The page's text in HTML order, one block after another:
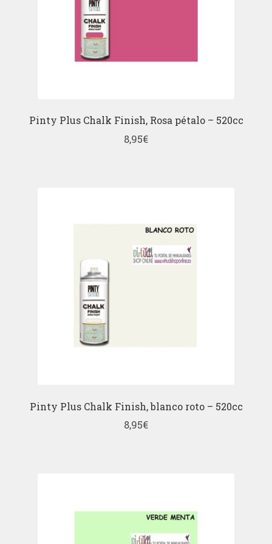
Pinty Plus Chalk Finish, Rosa pétalo – 520cc
8,95€
Pinty Plus Chalk Finish, blanco roto – 520cc
8,95€